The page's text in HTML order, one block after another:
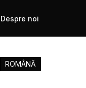
Despre noi
ROMÂNĂ